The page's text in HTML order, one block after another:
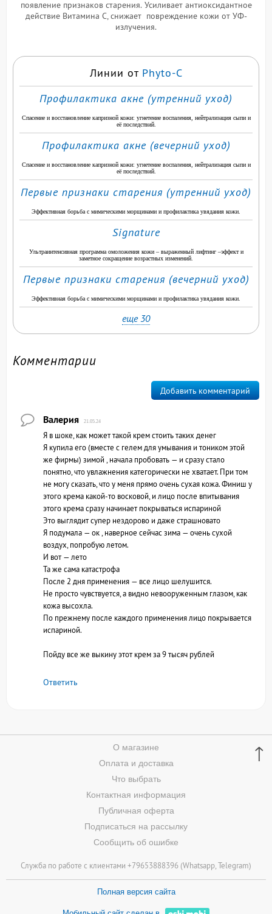
появление признаков старения. Усиливает антиоксидантное
действие Витамина С, снижает повреждение кожи от УФ-
излучения.
Линии от Phyto-C
Профилактика акне (утренний уход)
Спасение и восстановление капризной кожи: угнетение воспаления, нейтрализация сыпи и
её последствий.
Профилактика акне (вечерний уход)
Спасение и восстановление капризной кожи: угнетение воспаления, нейтрализация сыпи и
её последствий.
Первые признаки старения (утренний уход)
Эффективная борьба с мимическими морщинами и профилактика увядания кожи.
Signature
Ультраинтенсивная программа омоложения кожи – выраженный лифтинг –эффект и
заметное сокращение возрастных изменений.
Первые признаки старения (вечерний уход)
Эффективная борьба с мимическими морщинами и профилактика увядания кожи.
еще 30
Комментарии
Добавить комментарий
Валерия 21.05.24
Я в шоке, как может такой крем стоить таких денег
Я купила его (вместе с гелем для умывания и тоником этой
же фирмы) зимой , начала пробовать — и сразу стало
понятно, что увлажнения категорически не хватает. При том
не могу сказать, что у меня прямо очень сухая кожа. Финиш у
этого крема какой-то восковой, и лицо после впитывания
этого крема сразу начинает покрываться испариной
Это выглядит супер нездорово и даже страшновато
Я подумала — ок , наверное сейчас зима — очень сухой
воздух, попробую летом.
И вот — лето
Та же сама катастрофа
После 2 дня применения — все лицо шелушится.
Не просто чувствуется, а видно невооруженным глазом, как
кожа высохла.
По прежнему после каждого применения лицо покрывается
испариной.
Пойду все же выкину этот крем за 9 тысяч рублей
Ответить
↑
О магазине
Оплата и доставка
Что выбрать
Контактная информация
Публичная оферта
Подписаться на рассылку
Сообщить об ошибке
Служба по работе с клиентами +79653888396 (Whatsapp , Telegram)
Полная версия сайта